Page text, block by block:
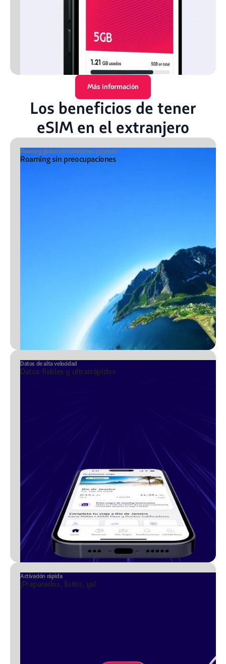
Más información
Los beneficios de tener
eSIM en el extranjero
Roaming global sin comisiones sorpresa
Roaming sin preocupaciones
Datos de alta velocidad
Datos fiables y ultrarrápidos
Activación rápida
¡Preparados, listos, ya!